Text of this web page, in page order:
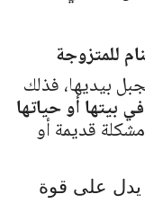
بيديها، فذلك
بيتها أو حياتها
قديمة أو
يدل على قوة